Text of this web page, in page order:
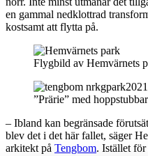
en gammal nedklottrad
kostsamt att flytta på.
Flygbild av Hemvärnets
”Prärie” med
– Ibland kan begränsade
blev det i det här fallet, säger
arkitekt på Tengbom. Istället